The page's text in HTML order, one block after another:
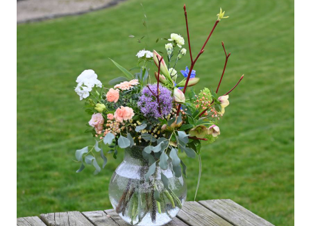
We hebben nog plaats op
de workshops